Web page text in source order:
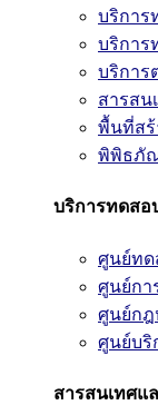
บริการ
บริการ
บริการ
สารสน
พื้นที่สร้
พิพิธภั
บริการทดสอ
ศูนย์ทด
ศูนย์กา
ศูนย์กฎ
ศูนย์บริ
สารสนเทศแ